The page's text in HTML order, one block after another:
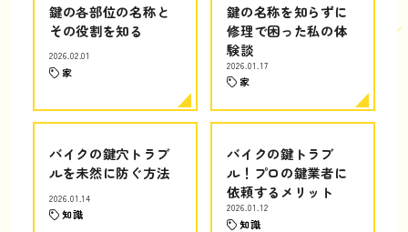
鍵の各部位の名称と
その役割を知る
2026.02.01
家
鍵の名称を知らずに
修理で困った私の体
験談
2026.01.17
家
バイクの鍵穴トラブ
ルを未然に防ぐ方法
2026.01.14
知識
バイクの鍵トラブ
ル！プロの鍵業者に
依頼するメリット
2026.01.12
知識